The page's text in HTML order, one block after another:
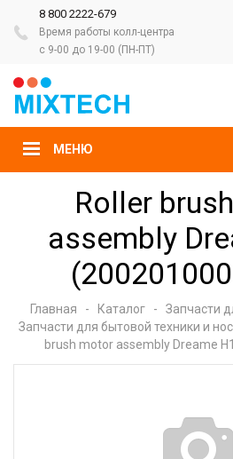
8 800 2222-679
Время работы колл-центра
с 9-00 до 19-00 (ПН-ПТ)
МЕНЮ
Roller
assembly
Главная - Каталог - Запчасти
Запчасти для бытовой техники и
brush motor assembly Dreame